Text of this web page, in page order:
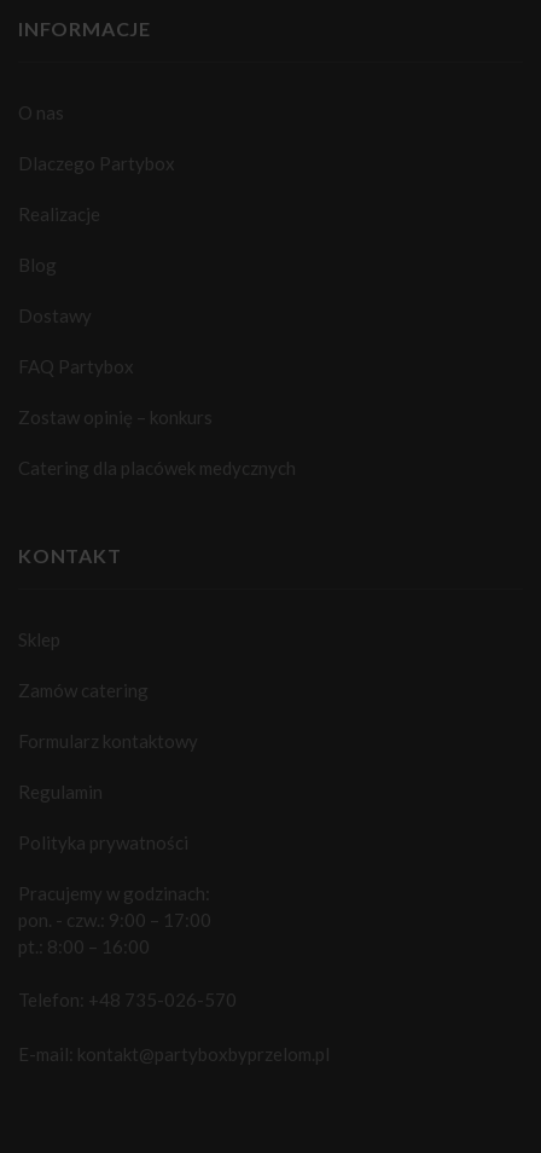
INFORMACJE
O nas
Dlaczego Partybox
Realizacje
Blog
Dostawy
FAQ Partybox
Zostaw opinię – konkurs
Catering dla placówek medycznych
KONTAKT
Sklep
Zamów catering
Formularz kontaktowy
Regulamin
Polityka prywatności
Pracujemy w godzinach:
pon. - czw.: 9:00 – 17:00
pt.: 8:00 – 16:00
Telefon: +48 735-026-570
E-mail: kontakt@partyboxbyprzelom.pl